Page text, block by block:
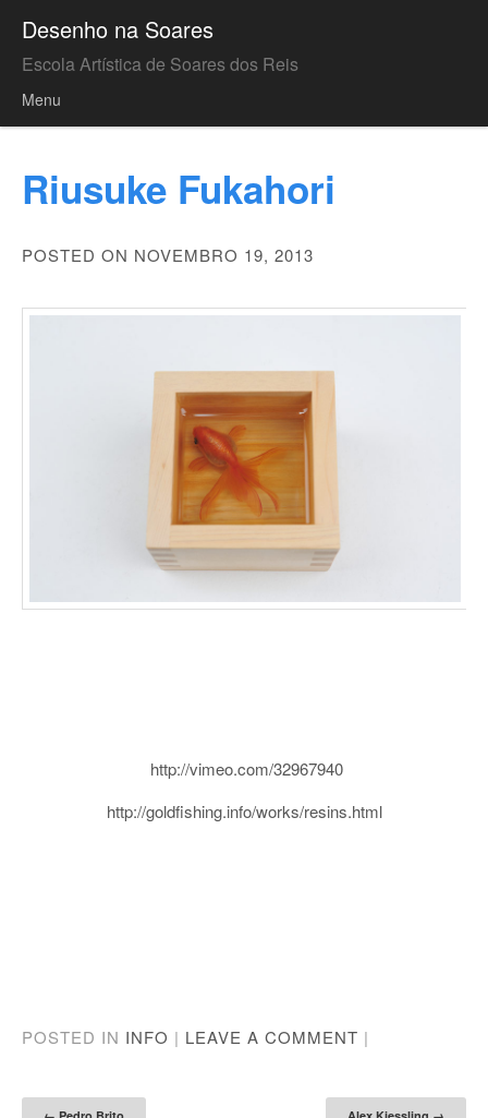
Desenho na Soares
Escola Artística de Soares dos Reis
Menu
Riusuke Fukahori
POSTED ON NOVEMBRO 19, 2013
http://vimeo.com/32967940
http://goldfishing.info/works/resins.html
POSTED IN INFO | LEAVE A COMMENT |